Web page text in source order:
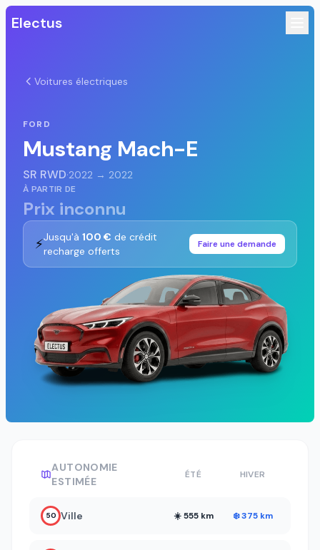
Electus
Voitures électriques
FORD
Mustang Mach-E
SR RWD·2022 → 2022
À PARTIR DE
Prix inconnu
⚡Jusqu'à 100 € de crédit
recharge offerts
Faire une demande
AUTONOMIE
ESTIMÉE
ÉTÉ HIVER
50 Ville ☀️ 555 km ❄️ 375 km